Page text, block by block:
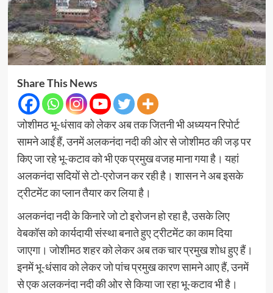
Share This News
जोशीमठ भू-धंसाव को लेकर अब तक जितनी भी अध्ययन रिपोर्ट
सामने आईं हैं, उनमें अलकनंदा नदी की ओर से जोशीमठ की जड़ पर
किए जा रहे भू-कटाव को भी एक प्रमुख वजह माना गया है। यहां
अलकनंदा सदियों से टो-एरोजन कर रही है। शासन ने अब इसके
ट्रीटमेंट का प्लान तैयार कर लिया है।
अलकनंदा नदी के किनारे जो टो इरोजन हो रहा है, उसके लिए
वेबकॉस को कार्यदायी संस्था बनाते हुए ट्रीटमेंट का काम दिया
जाएगा। जोशीमठ शहर को लेकर अब तक चार प्रमुख शोध हुए हैं।
इनमें भू-धंसाव को लेकर जो पांच प्रमुख कारण सामने आए हैं, उनमें
से एक अलकनंदा नदी की ओर से किया जा रहा भू-कटाव भी है।